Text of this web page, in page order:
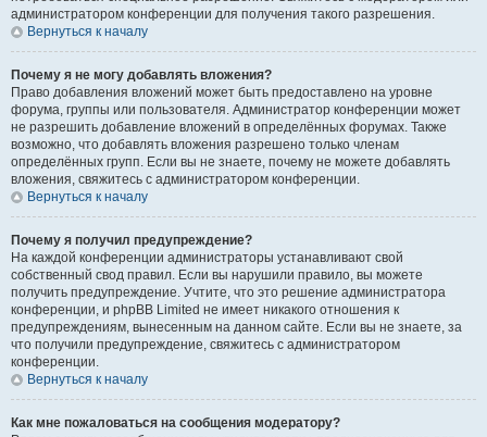
администратором конференции для получения такого разрешения.
Вернуться к началу
Почему я не могу добавлять вложения?
Право добавления вложений может быть предоставлено на уровне
форума, группы или пользователя. Администратор конференции может
не разрешить добавление вложений в определённых форумах. Также
возможно, что добавлять вложения разрешено только членам
определённых групп. Если вы не знаете, почему не можете добавлять
вложения, свяжитесь с администратором конференции.
Вернуться к началу
Почему я получил предупреждение?
На каждой конференции администраторы устанавливают свой
собственный свод правил. Если вы нарушили правило, вы можете
получить предупреждение. Учтите, что это решение администратора
конференции, и phpBB Limited не имеет никакого отношения к
предупреждениям, вынесенным на данном сайте. Если вы не знаете, за
что получили предупреждение, свяжитесь с администратором
конференции.
Вернуться к началу
Как мне пожаловаться на сообщения модератору?